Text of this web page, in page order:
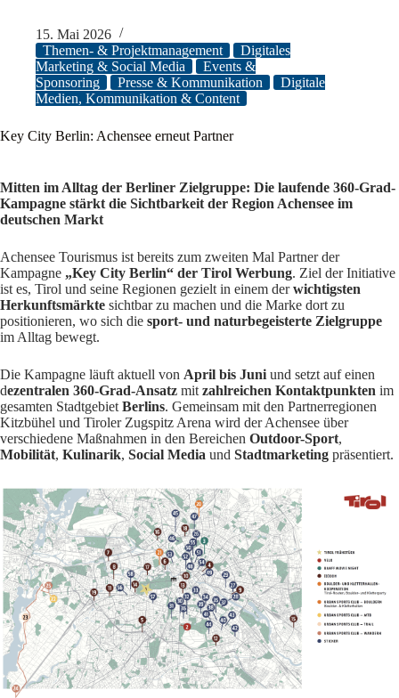
15. Mai 2026
Themen- & Projektmanagement
Digitales
Marketing & Social Media
Events &
Sponsoring
Presse & Kommunikation
Digitale
Medien, Kommunikation & Content
Key City Berlin: Achensee erneut Partner
Mitten im Alltag der Berliner Zielgruppe: Die laufende 360-Grad-
Kampagne stärkt die Sichtbarkeit der Region Achensee im
deutschen Markt
Achensee Tourismus ist bereits zum zweiten Mal Partner der
Kampagne „Key City Berlin“ der Tirol Werbung. Ziel der Initiative
ist es, Tirol und seine Regionen gezielt in einem derwichtigsten
Herkunftsmärkte sichtbar zu machen und die Marke dort zu
positionieren, wo sich die sport- und naturbegeisterte Zielgruppe
im Alltag bewegt.
Die Kampagne läuft aktuell von April bis Juni und setzt auf einen
dezentralen 360-Grad-Ansatz mit zahlreichen Kontaktpunkten im
gesamten Stadtgebiet Berlins. Gemeinsam mit den Partnerregionen
Kitzbühel und Tiroler Zugspitz Arena wird der Achensee über
verschiedene Maßnahmen in den Bereichen Outdoor-Sport,
Mobilität, Kulinarik, Social Media und Stadtmarketing präsentiert.